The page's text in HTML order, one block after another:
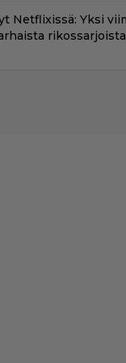
Netflixissä: Yksi